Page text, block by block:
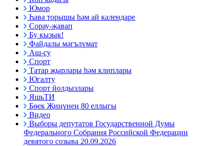
Юмор
Һава торышы һәм ай календаре
Сорау-җавап
Бу кызык!
Файдалы мәгълүмат
Аш-су
Спорт
Татар җырлары һәм клиплары
Югалту
Спорт йолдызлары
ЯшьТИ
Бөек Җиңүнең 80 еллыгы
Видео
Выборы депутатов Государственной Думы
Федерального Собрания Российской Федерации
девятого созыва 20.09.2026